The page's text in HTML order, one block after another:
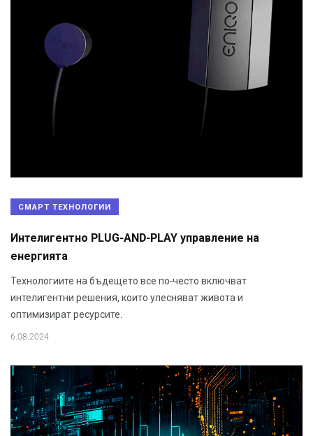
СМАРТ ТЕХНОЛОГИИ
Интелигентно PLUG-AND-PLAY управление на
енергията
Технологиите на бъдещето все по-често включват
интелигентни решения, които улесняват живота и
оптимизират ресурсите.
6.08.2024